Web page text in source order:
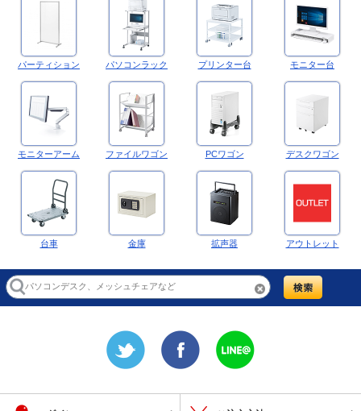
パーティション パソコンラック プリンター台 モニター台
モニターアーム ファイルワゴン PCワゴン デスクワゴン
台車 金庫 拡声器 アウトレット